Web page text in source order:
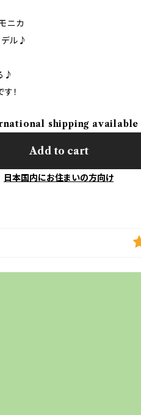
ニカ
ル♪
♪
！
shipping available
Add to cart
日本国内にお住まいの方向け